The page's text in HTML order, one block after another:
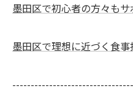
墨田区で初心者の方々もサ
墨田区で理想に近づく食事